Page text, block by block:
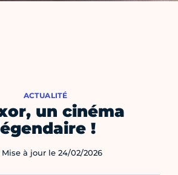
un cinéma
!
ACTUALITÉ
Mise à jour le 24/02/2026